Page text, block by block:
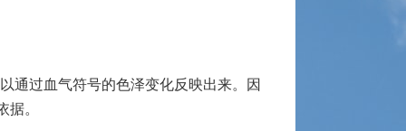
通过血气符号的色泽变化反映出来。因
据。